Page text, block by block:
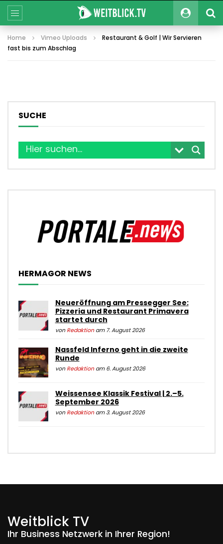
Home Vimeo Uploads
Restaurant & Golf | Wir Servieren
fast bis zum Abschlag
SUCHE
HERMAGOR NEWS
Neueröffnung am Pressegger See:
Pizzeria und Restaurant Primavera
startet durch
von Redaktionam 7. August 2026
Nassfeld Inferno geht in die zweite
Runde
von Redaktionam 6. August 2026
Weissensee Klassik Festival | 2.–5.
September 2026
von Redaktionam 3. August 2026
Weitblick TV
Ihr Business Netzwerk in Ihrer Region!